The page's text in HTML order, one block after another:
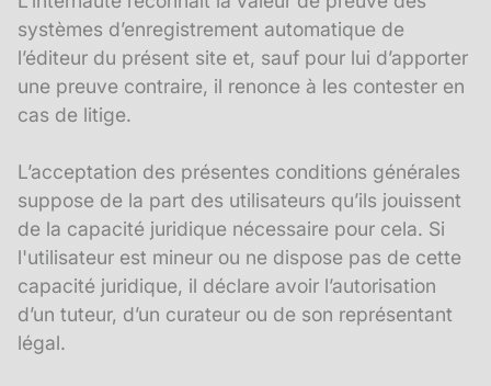
systèmes d’enregistrement automatique de
l’éditeur du présent site et, sauf pour lui d’apporter
une preuve contraire, il renonce à les contester en
cas de litige.
L’acceptation des présentes conditions générales
suppose de la part des utilisateurs qu’ils jouissent
de la capacité juridique nécessaire pour cela. Si
l'utilisateur est mineur ou ne dispose pas de cette
capacité juridique, il déclare avoir l’autorisation
d’un tuteur, d’un curateur ou de son représentant
légal.